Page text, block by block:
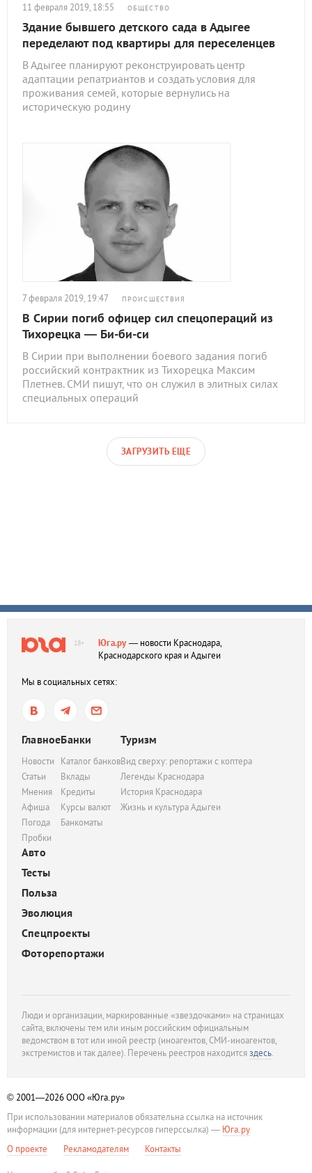
11 февраля 2019, 18:55 ОБЩЕСТВО
Здание бывшего детского сада в Адыгее
переделают под квартиры для переселенцев
В Адыгее планируют реконструировать центр
адаптации репатриантов и создать условия для
проживания семей, которые вернулись на
историческую родину
7 февраля 2019, 19:47 ПРОИСШЕСТВИЯ
В Сирии погиб офицер сил спецопераций из
Тихорецка — Би-би-си
В Сирии при выполнении боевого задания погиб
российский контрактник из Тихорецка Максим
Плетнев. СМИ пишут, что он служил в элитных силах
специальных операций
ЗАГРУЗИТЬ ЕЩЕ
18+ Юга.ру— новости Краснодара,
Краснодарского края и Адыгеи
Мы в социальных сетях:
Главное
Новости
Статьи
Мнения
Афиша
Погода
Пробки
Банки
Каталог банков
Вклады
Кредиты
Курсы валют
Банкоматы
Туризм
Вид сверху: репортажи с коптера
Легенды Краснодара
История Краснодара
Жизнь и культура Адыгеи
Авто
Тесты
Польза
Эволюция
Спецпроекты
Фоторепортажи
Люди и организации, маркированные «звездочками» на страницах
сайта, включены тем или иным российским официальным
ведомством в тот или иной реестр (иноагентов, СМИ-иноагентов,
экстремистов и так далее). Перечень реестров находитсяздесь.
© 2001—2026ООО «Юга.ру»
При использовании материалов обязательна ссылка на источник
информации (для интернет-ресурсов гиперссылка) — Юга.ру
О проекте
Рекламодателям Контакты